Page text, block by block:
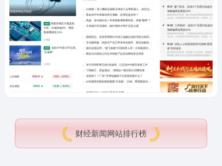
财经新闻网站排行榜